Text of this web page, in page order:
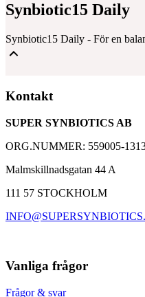
Synbiotic15 Daily
Synbiotic15 Daily - För en
Baserad på 25 års
Kontakt
SUPER SYNBIOTICS AB
ORG.NUMMER: 559005-
Malmskillnadsgatan 44 A
111 57 STOCKHOLM
Vanliga frågor
Frågor & svar